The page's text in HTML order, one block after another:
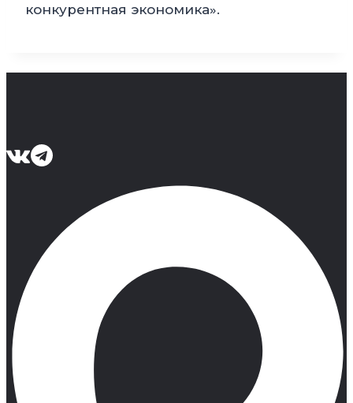
конкурентная экономика».